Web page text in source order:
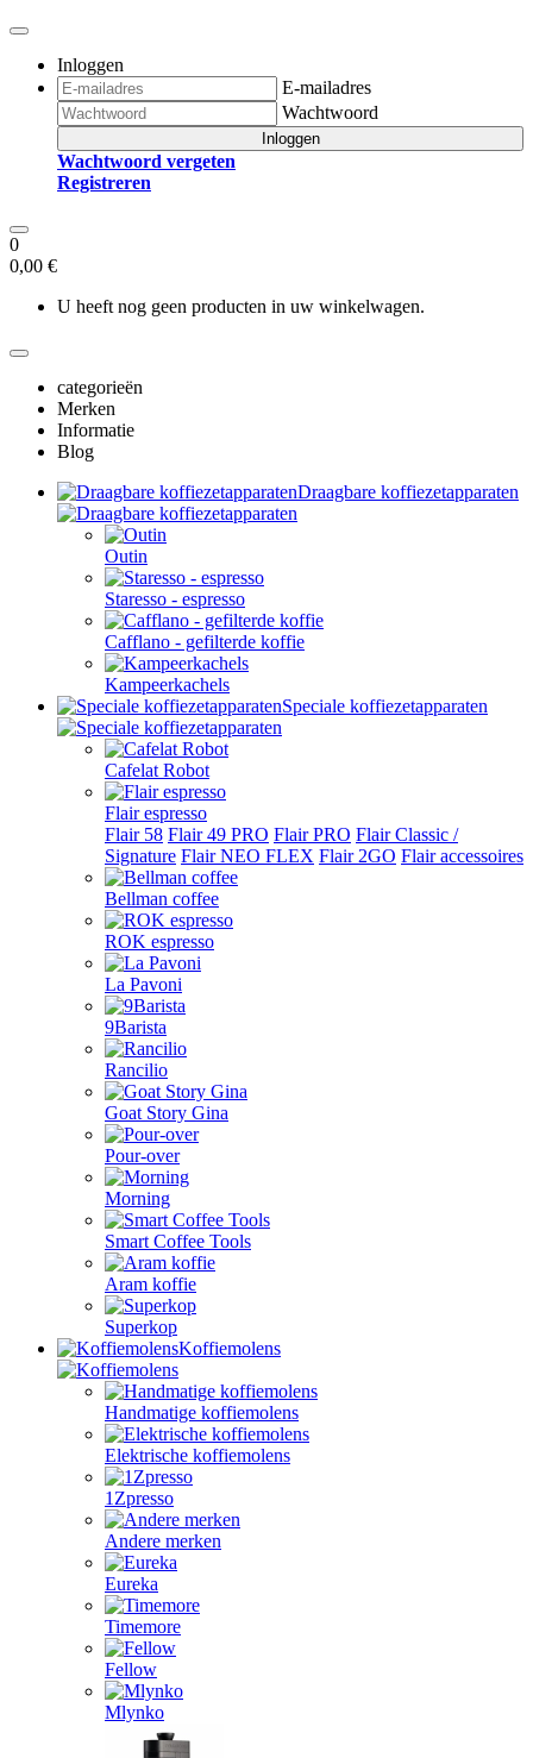
Inloggen
E-mailadres
Wachtwoord
Inloggen
Wachtwoord vergeten
Registreren
0
0,00 €
U heeft nog geen producten in uw winkelwagen.
categorieën
Merken
Informatie
Blog
Draagbare koffiezetapparaten
Outin
Staresso - espresso
Cafflano - gefilterde koffie
Kampeerkachels
Speciale koffiezetapparaten
Cafelat Robot
Flair espresso
Flair 58 Flair 49 PRO Flair PRO Flair Classic /
Signature Flair NEO FLEX Flair 2GO Flair accessoires
Bellman coffee
ROK espresso
La Pavoni
9Barista
Rancilio
Goat Story Gina
Pour-over
Morning
Smart Coffee Tools
Aram koffie
Superkop
Koffiemolens
Handmatige koffiemolens
Elektrische koffiemolens
1Zpresso
Andere merken
Eureka
Timemore
Fellow
Mlynko